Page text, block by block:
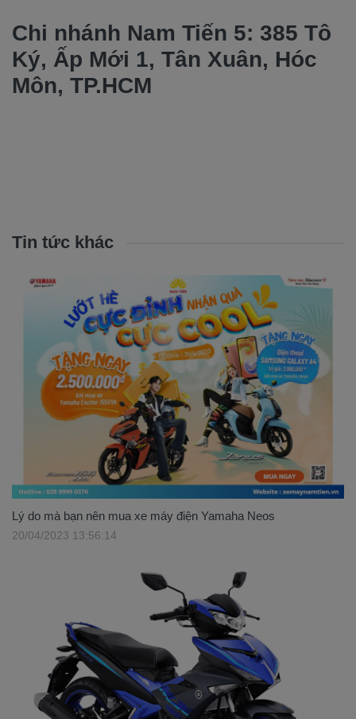
Chi nhánh Nam Tiến 5: 385 Tô
Ký, Ấp Mới 1, Tân Xuân, Hóc
Môn, TP.HCM
Tin tức khác
Lý do mà bạn nên mua xe máy điện Yamaha Neos
20/04/2023 13:56:14